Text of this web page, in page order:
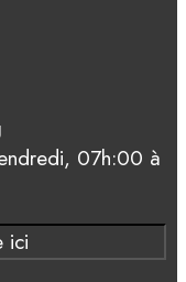
07h:00 à